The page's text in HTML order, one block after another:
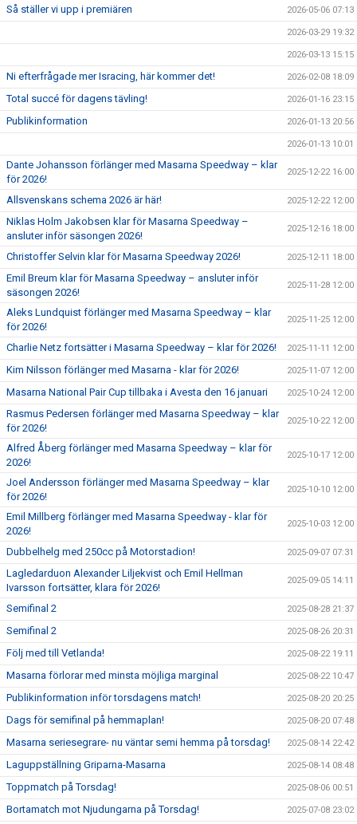
Så ställer vi upp i premiären 2026-05-06 07:13
2026-03-29 19:32
2026-03-13 15:15
Ni efterfrågade mer Isracing, här kommer det! 2026-02-08 18:09
Total succé för dagens tävling! 2026-01-16 23:15
Publikinformation 2026-01-13 20:56
2026-01-13 10:01
Dante Johansson förlänger med Masarna Speedway – klar
för 2026!
2025-12-22 16:00
Allsvenskans schema 2026 är här! 2025-12-22 12:00
Niklas Holm Jakobsen klar för Masarna Speedway –
ansluter inför säsongen 2026!
2025-12-16 18:00
Christoffer Selvin klar för Masarna Speedway 2026! 2025-12-11 18:00
Emil Breum klar för Masarna Speedway – ansluter inför
säsongen 2026!
2025-11-28 12:00
Aleks Lundquist förlänger med Masarna Speedway – klar
för 2026!
2025-11-25 12:00
Charlie Netz fortsätter i Masarna Speedway – klar för 2026! 2025-11-11 12:00
Kim Nilsson förlänger med Masarna - klar för 2026! 2025-11-07 12:00
Masarna National Pair Cup tillbaka i Avesta den 16 januari 2025-10-24 12:00
Rasmus Pedersen förlänger med Masarna Speedway – klar
för 2026!
2025-10-22 12:00
Alfred Åberg förlänger med Masarna Speedway – klar för
2026!
2025-10-17 12:00
Joel Andersson förlänger med Masarna Speedway – klar
för 2026!
2025-10-10 12:00
Emil Millberg förlänger med Masarna Speedway - klar för
2026!
2025-10-03 12:00
Dubbelhelg med 250cc på Motorstadion! 2025-09-07 07:31
Lagledarduon Alexander Liljekvist och Emil Hellman
Ivarsson fortsätter, klara för 2026!
2025-09-05 14:11
Semifinal 2 2025-08-28 21:37
Semifinal 2 2025-08-26 20:31
Följ med till Vetlanda! 2025-08-22 19:11
Masarna förlorar med minsta möjliga marginal 2025-08-22 10:47
Publikinformation inför torsdagens match! 2025-08-20 20:25
Dags för semifinal på hemmaplan! 2025-08-20 07:48
Masarna seriesegrare- nu väntar semi hemma på torsdag! 2025-08-14 22:42
Laguppställning Griparna-Masarna 2025-08-14 08:48
Toppmatch på Torsdag! 2025-08-06 00:51
Bortamatch mot Njudungarna på Torsdag! 2025-07-08 23:02